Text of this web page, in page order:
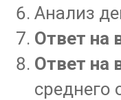
Анализ
Ответ на
Ответ на
среднего